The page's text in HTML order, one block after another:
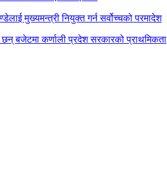
मुख्यमन्त्री नियुक्त गर्न सर्वोच्चको परमादेश
छन् बजेटमा कर्णाली प्रदेश सरकारको प्राथमिकता